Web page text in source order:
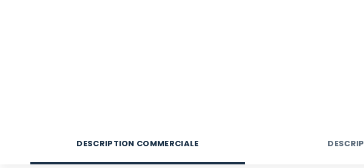
DESCRIPTION COMMERCIALE